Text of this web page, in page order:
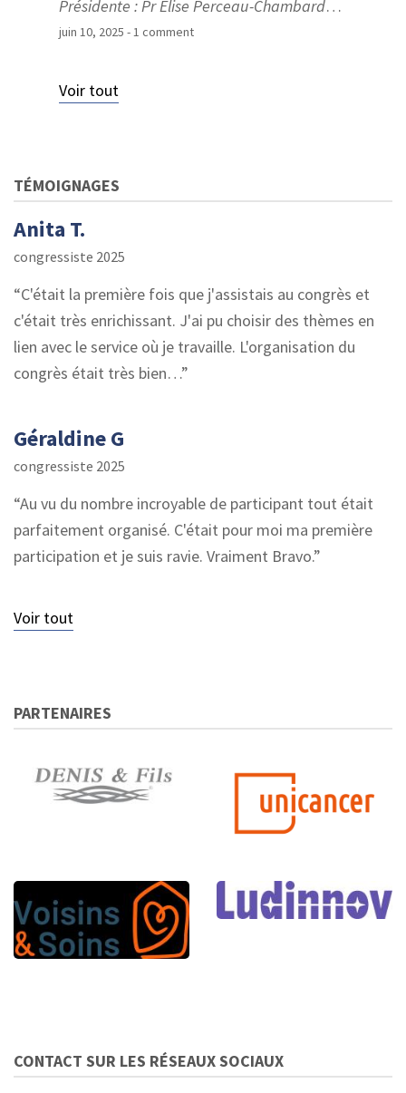
Présidente : Pr Elise Perceau-Chambard…
juin 10, 2025 - 1 comment
Voir tout
TÉMOIGNAGES
Anita T.
congressiste 2025
C'était la première fois que j'assistais au congrès et
c'était très enrichissant. J'ai pu choisir des thèmes en
lien avec le service où je travaille. L'organisation du
congrès était très bien…
Géraldine G
congressiste 2025
Au vu du nombre incroyable de participant tout était
parfaitement organisé. C'était pour moi ma première
participation et je suis ravie. Vraiment Bravo.
Voir tout
PARTENAIRES
CONTACT SUR LES RÉSEAUX SOCIAUX